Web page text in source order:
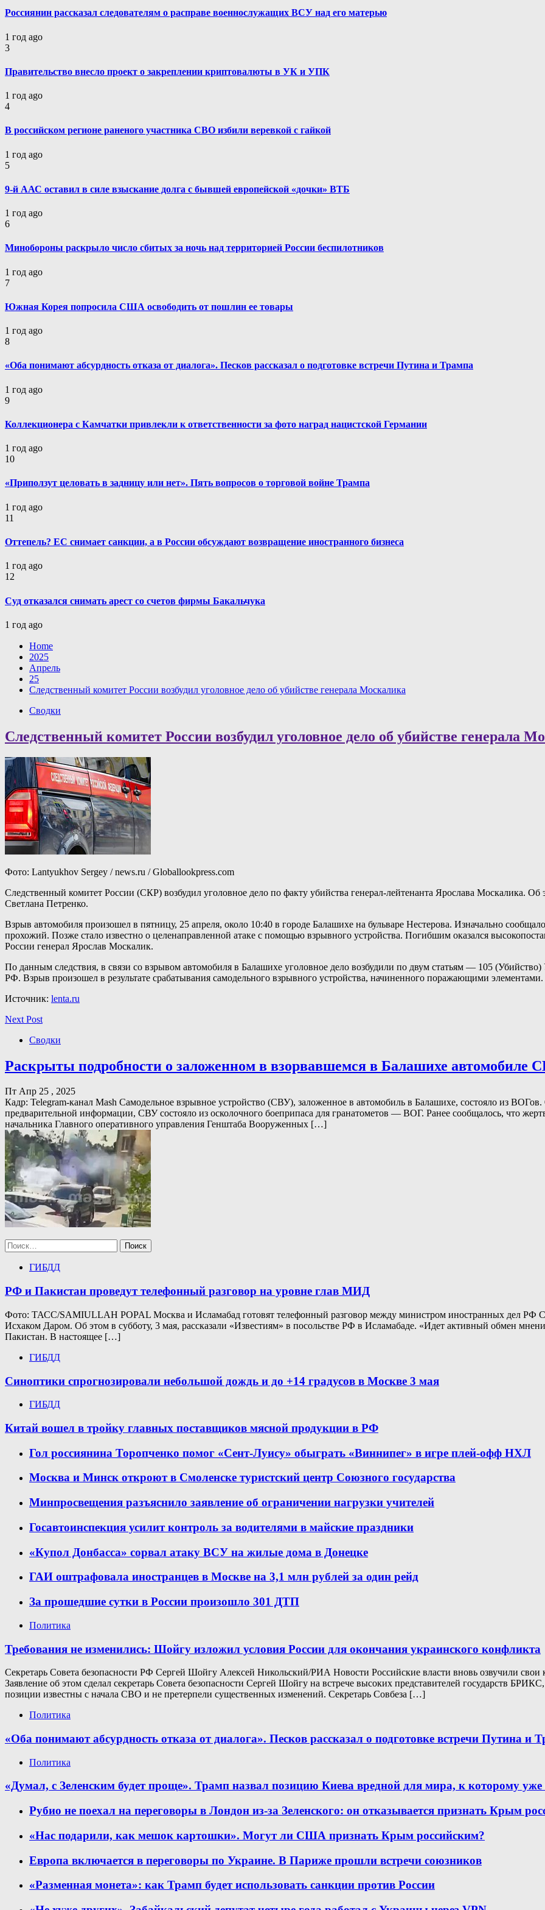
Россиянин рассказал следователям о расправе военнослужащих ВСУ над его матерью
1 год ago
3
Правительство внесло проект о закреплении криптовалюты в УК и УПК
1 год ago
4
В российском регионе раненого участника СВО избили веревкой с гайкой
1 год ago
5
9-й ААС оставил в силе взыскание долга с бывшей европейской «дочки» ВТБ
1 год ago
6
Минобороны раскрыло число сбитых за ночь над территорией России беспилотников
1 год ago
7
Южная Корея попросила США освободить от пошлин ее товары
1 год ago
8
«Оба понимают абсурдность отказа от диалога». Песков рассказал о подготовке встречи Путина и Трампа
1 год ago
9
Коллекционера с Камчатки привлекли к ответственности за фото наград нацистской Германии
1 год ago
10
«Приползут целовать в задницу или нет». Пять вопросов о торговой войне Трампа
1 год ago
11
Оттепель? ЕС снимает санкции, а в России обсуждают возвращение иностранного бизнеса
1 год ago
12
Суд отказался снимать арест со счетов фирмы Бакальчука
1 год ago
Home
2025
Апрель
25
Следственный комитет России возбудил уголовное дело об убийстве генерала Москалика
Сводки
Следственный комитет России возбудил уголовное дело об убийстве генерала
Фото: Lantyukhov Sergey / news.ru / Globallookpress.com
Следственный комитет России (СКР) возбудил уголовное дело по факту убийства генерал-лейтенанта Ярослава Москалика.
Светлана Петренко.
Взрыв автомобиля произошел в пятницу, 25 апреля, около 10:40 в городе Балашихе на бульваре Нестерова. Изначально
прохожий. Позже стало известно о целенаправленной атаке с помощью взрывного устройства. Погибшим оказался
России генерал Ярослав Москалик.
По данным следствия, в связи со взрывом автомобиля в Балашихе уголовное дело возбудили по двум статьям — 105
РФ. Взрыв произошел в результате срабатывания самодельного взрывного устройства, начиненного поражающими элементами.
Источник: lenta.ru
Next Post
Сводки
Раскрыты подробности о заложенном в взорвавшемся в Балашихе автомобиле
Пт Апр 25 , 2025
Кадр: Telegram-канал Mash Самодельное взрывное устройство (СВУ), заложенное в автомобиль в Балашихе, состояло из
предварительной информации, СВУ состояло из осколочного боеприпаса для гранатометов — ВОГ. Ранее сообщалось, что
начальника Главного оперативного управления Генштаба Вооруженных […]
Найти:
ГИБДД
РФ и Пакистан проведут телефонный разговор на уровне глав МИД
Фото: ТАСС/SAMIULLAH POPAL Москва и Исламабад готовят телефонный разговор между министром иностранных дел РФ
Исхаком Даром. Об этом в субботу, 3 мая, рассказали «Известиям» в посольстве РФ в Исламабаде. «Идет активный обмен
Пакистан. В настоящее […]
ГИБДД
Синоптики спрогнозировали небольшой дождь и до +14 градусов в Москве 3 мая
ГИБДД
Китай вошел в тройку главных поставщиков мясной продукции в РФ
Гол россиянина Торопченко помог «Сент-Луису» обыграть «Виннипег» в игре плей-офф НХЛ
Москва и Минск откроют в Смоленске туристский центр Союзного государства
Минпросвещения разъяснило заявление об ограничении нагрузки учителей
Госавтоинспекция усилит контроль за водителями в майские праздники
«Купол Донбасса» сорвал атаку ВСУ на жилые дома в Донецке
ГАИ оштрафовала иностранцев в Москве на 3,1 млн рублей за один рейд
За прошедшие сутки в России произошло 301 ДТП
Политика
Требования не изменились: Шойгу изложил условия России для окончания украинского конфликта
Секретарь Совета безопасности РФ Сергей Шойгу Алексей Никольский/РИА Новости Российские власти вновь озвучили
Заявление об этом сделал секретарь Совета безопасности Сергей Шойгу на встрече высоких представителей государств
позиции известны с начала СВО и не претерпели существенных изменений. Секретарь Совбеза […]
Политика
«Оба понимают абсурдность отказа от диалога». Песков рассказал о подготовке встречи Путина и
Политика
«Думал, с Зеленским будет проще». Трамп назвал позицию Киева вредной для мира, к которому
Рубио не поехал на переговоры в Лондон из-за Зеленского: он отказывается признать Крым
«Нас подарили, как мешок картошки». Могут ли США признать Крым российским?
Европа включается в переговоры по Украине. В Париже прошли встречи союзников
«Разменная монета»: как Трамп будет использовать санкции против России